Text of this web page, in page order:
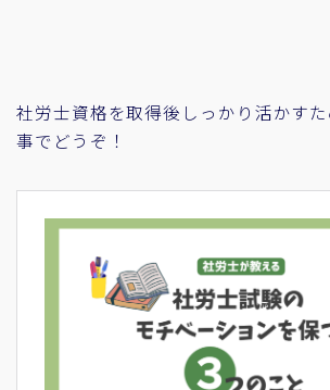
社労士資格を取得後しっかり活かす
事でどうぞ！